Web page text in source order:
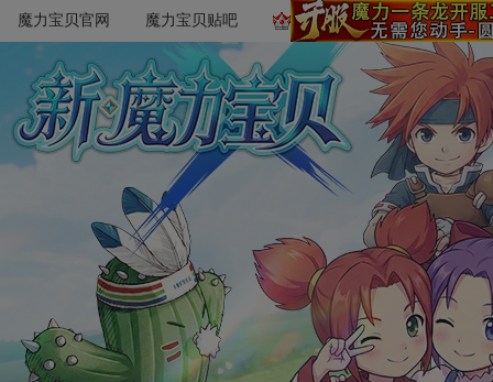
魔力宝贝官网 魔力宝贝贴吧